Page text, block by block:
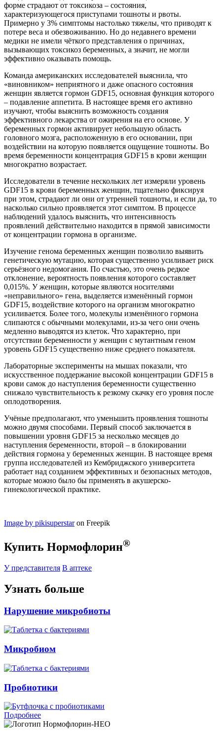
форме страдают от токсикоза – состояния,
характеризующегося приступами тошноты и рвоты.
Примерно у 3% симптомы настолько тяжелы, что приводят к
потере веса и обезвоживанию. Но до недавнего времени
медики не имели чёткого представления о причинах,
вызывающих токсикоз беременных, а значит, не могли
эффективно оказывать помощь.
Команда американских исследователей выяснила, что
«виновником» неприятного и даже опасного состояния
женщин является гормон GDF15, основная функция которого
– подавление аппетита. В настоящее время его активно
изучают, чтобы выяснить возможность создания
эффективного лекарства от ожирения на его основе. У
беременных гормон активирует небольшую область
головного мозга, расположенную в его основании, при
воздействии на которую появляется ощущение тошноты. Во
время беременности концентрация GDF15 в крови женщин
многократно возрастает.
Исследователи в течение нескольких лет измеряли уровень
GDF15 в крови беременных женщин, тщательно фиксируя
при этом, страдают ли они от утренней тошноты, и если да, то
насколько сильно проявляется этот симптом. В процессе
наблюдений удалось выяснить, что интенсивность
проявлений действительно находится в прямой зависимости
от концентрации гормона в организме.
Изучение генома беременных женщин позволило выявить
генетическую мутацию, которая существенно усиливает риск
серьёзного недомогания. По счастью, это очень редкое
отклонение, вероятность появления которого составляет
0,015%. У женщин, которые являются носителями
«неправильного» гена, выделяется изменённый гормон
GDF15, воздействие которого на организм многократно
усиливается. Более того, молекулы изменённого гормона
слипаются с обычными молекулами, из-за чего они очень
медленно выводятся из клеток. Что характерно, при
отсутствии беременности у женщин с мутантным геном
уровень GDF15 существенно ниже среднего показателя.
Лабораторные эксперименты на мышах показали, что
искусственное поддержание высокой концентрации GDF15 в
крови самок до наступления беременности существенно
снижало чувствительность к резкому скачку его уровня после
оплодотворения.
Учёные предполагают, что уменьшить проявления тошноты
можно двумя способами. Первый способ заключается в
повышении уровня GDF15 за несколько месяцев до
наступления беременности, второй – в блокировании
действия гормона у беременных женщин. В настоящее время
группа исследователей из Кембриджского университета
работает над созданием эффективных и безопасных методов,
которые можно было бы применять в акушерско-
гинекологической практике.
Image by pikisuperstaron Freepik
Купить Нормофлорин®
У представителя В аптеке
Узнать больше
Нарушение микробиоты
Микробиом
Пробиотики
Подробнее
Нормофлорин-НЕО